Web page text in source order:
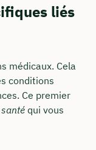
liés
médicaux. Cela
conditions
Ce premier
qui vous